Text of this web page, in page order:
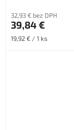
32,93 € bez DPH
39,84 €
Jednotková
19,92 € / 1 ks